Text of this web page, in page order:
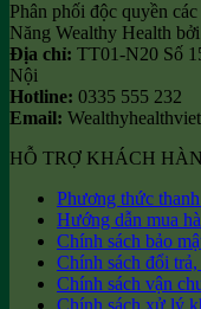
Phân phối độc quyền
Năng Wealthy Health
Địa chỉ: TT01-N20 Số
Nội
Hotline: 0335 555 232
Email:
HỖ TRỢ KHÁCH
Phương thức
Hướng dẫn mua
Chính sách bảo
Chính sách đổi trả,
Chính sách vận
Chính sách xử lý